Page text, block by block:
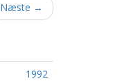
Næste →
1992